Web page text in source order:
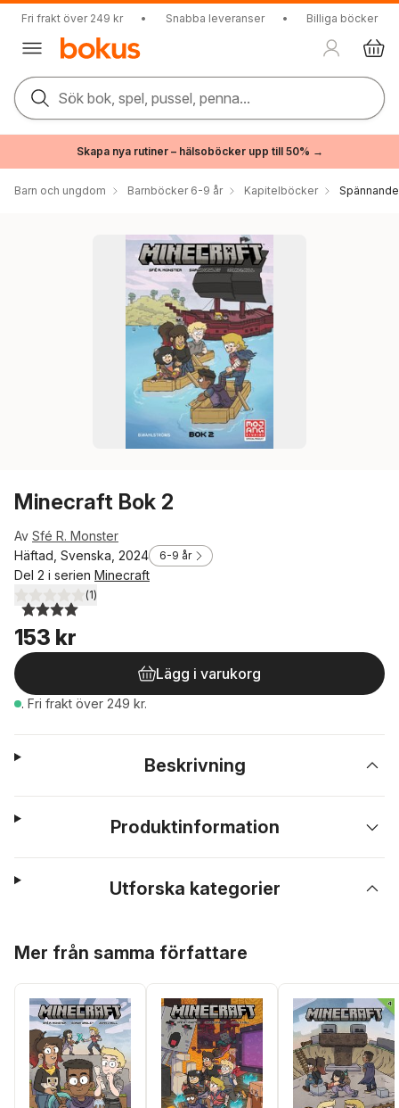
Fri frakt över 249 kr • Snabba leveranser • Billiga böcker
Sök bok, spel, pussel, penna...
Skapa nya rutiner – hälsoböcker upp till 50% →
Barn och ungdom Barnböcker 6-9 år Kapitelböcker
Minecraft Bok 2
Av Sfé R. Monster
Häftad, Svenska, 2024
6-9 år
Del 2 i serien Minecraft
4,0utav 5 stjärnor. Totalt antal röster:
(1)
153 kr
Lägg i varukorg
. Fri frakt över 249 kr.
Beskrivning
Produktinformation
Utforska kategorier
Mer från samma författare